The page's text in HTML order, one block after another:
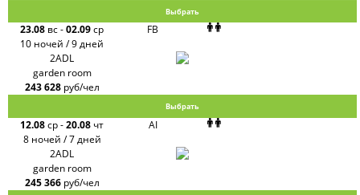
Выбрать
23.08 вс-02.09ср
10 ночей / 9 дней
FB
2ADL
garden room
243 628 руб/чел
Выбрать
12.08ср-20.08 чт
8 ночей / 7 дней
AI
2ADL
garden room
245 366 руб/чел